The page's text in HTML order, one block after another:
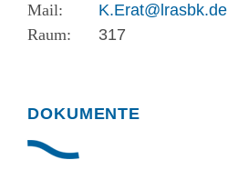
K.Erat@lrasbk.de
317
DOKUMENTE